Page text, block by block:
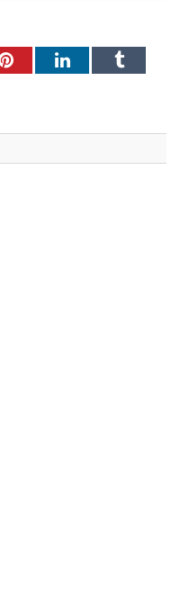
PinterestLinkedInTumblr